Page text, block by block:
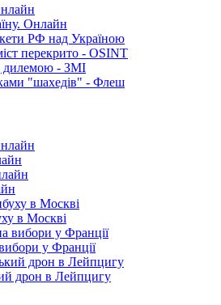
Онлайн
РФ над Україною
перекрито - OSINT
дилемою - ЗМІ
"шахедів" - Флеш
в Москві
у Франції
дрон в Лейпцигу